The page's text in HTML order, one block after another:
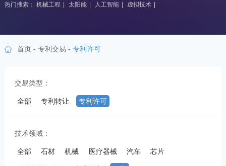
热门搜索： 机械工程 太阳能 人工智能 虚拟技术
首页- 专利交易 - 专利许可
交易类型：
全部 专利转让 专利许可
技术领域：
全部 石材 机械 医疗器械 汽车 芯片